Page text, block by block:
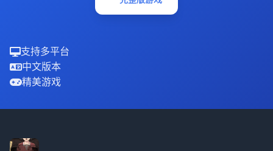
支持多平台
中文版本
精美游戏